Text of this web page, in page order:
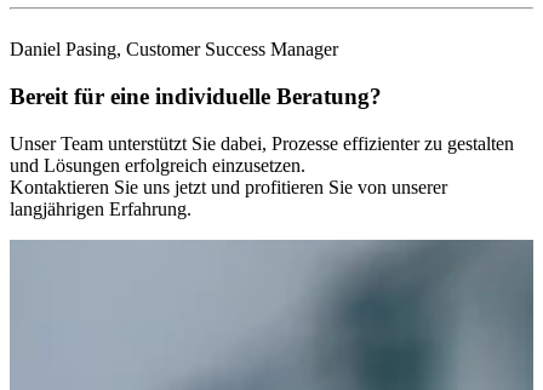
Daniel Pasing, Customer Success Manager
Bereit für eine individuelle Beratung?
Unser Team unterstützt Sie dabei, Prozesse effizienter zu gestalten
und Lösungen erfolgreich einzusetzen.
Kontaktieren Sie uns jetzt und profitieren Sie von unserer
langjährigen Erfahrung.